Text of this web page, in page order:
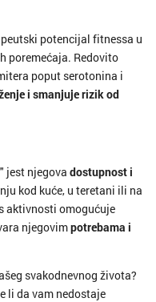
potencijal fitnessa u
poremećaja. Redovito
poput serotonina i
i smanjuje rizik od
jest njegova dostupnost i
kod kuće, u teretani ili na
aktivnosti omogućuje
njegovimpotrebama i
svakodnevnog života?
li da vam nedostaje